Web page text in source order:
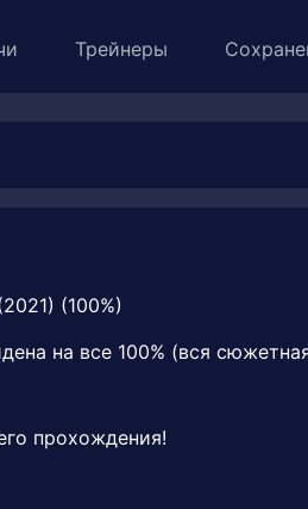
Трейнеры
на все 100% (вся
прохождения!